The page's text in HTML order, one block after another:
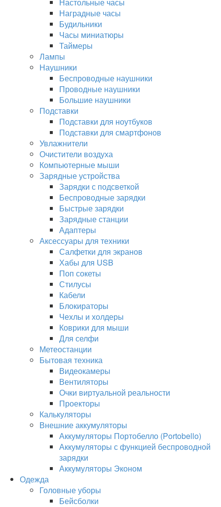
Наградные часы
Будильники
Часы миниатюры
Таймеры
Лампы
Наушники
Беспроводные наушники
Проводные наушники
Большие наушники
Подставки
Подставки для ноутбуков
Подставки для смартфонов
Увлажнители
Очистители воздуха
Компьютерные мыши
Зарядные устройства
Зарядки с подсветкой
Беспроводные зарядки
Быстрые зарядки
Зарядные станции
Адаптеры
Аксессуары для техники
Салфетки для экранов
Хабы для USB
Поп сокеты
Стилусы
Кабели
Блокираторы
Чехлы и холдеры
Коврики для мыши
Для селфи
Метеостанции
Бытовая техника
Видеокамеры
Вентиляторы
Очки виртуальной реальности
Проекторы
Калькуляторы
Внешние аккумуляторы
Аккумуляторы Портобелло (Portobello)
Аккумуляторы с функцией беспроводной
зарядки
Аккумуляторы Эконом
Одежда
Головные уборы
Бейсболки